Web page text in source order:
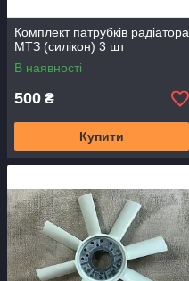
Комплект патрубків радіатора
МТЗ (силікон) 3 шт
В наявності
500 ₴
Купити